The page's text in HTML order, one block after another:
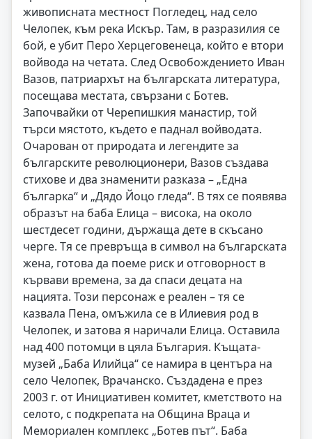
живописната местност Погледец, над село
Челопек, към река Искър. Там, в разразилия се
бой, е убит Перо Херцеговенеца, който е втори
войвода на четата. След Освобождението Иван
Вазов, патриархът на българската литература,
посещава местата, свързани с Ботев.
Започвайки от Черепишкия манастир, той
търси мястото, където е паднал войводата.
Очарован от природата и легендите за
българските революционери, Вазов създава
стихове и два знаменити разказа – „Една
българка“ и „Дядо Йоцо гледа“. В тях се появява
образът на баба Елица – висока, на около
шестдесет години, държаща дете в скъсано
черге. Тя се превръща в символ на българската
жена, готова да поеме риск и отговорност в
кървави времена, за да спаси децата на
нацията. Този персонаж е реален – тя се
казвала Пена, омъжила се в Илиевия род в
Челопек, и затова я наричали Елица. Оставила
над 400 потомци в цяла България. Къщата-
музей „Баба Илийца“ се намира в центъра на
село Челопек, Врачанско. Създадена е през
2003 г. от Инициативен комитет, кметството на
селото, с подкрепата на Община Враца и
Мемориален комплекс „Ботев път“. Баба